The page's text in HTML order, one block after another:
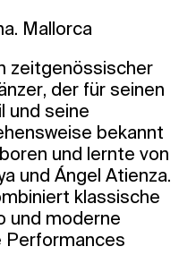
Mallorca
zeitgenössischer
der für seinen
und seine
bekannt
und lernte von
und Ángel Atienza.
klassische
und moderne
Performances